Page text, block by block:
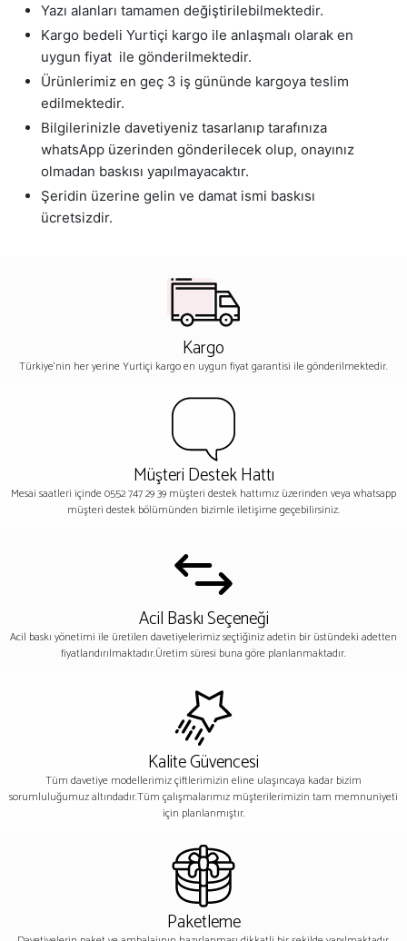
Yazı alanları tamamen değiştirilebilmektedir.
Kargo bedeli Yurtiçi kargo ile anlaşmalı olarak en
uygun fiyat ile gönderilmektedir.
Ürünlerimiz en geç 3 iş gününde kargoya teslim
edilmektedir.
Bilgilerinizle davetiyeniz tasarlanıp tarafınıza
whatsApp üzerinden gönderilecek olup, onayınız
olmadan baskısı yapılmayacaktır.
Şeridin üzerine gelin ve damat ismi baskısı
ücretsizdir.
Kargo
Türkiye'nin her yerine Yurtiçi kargo en uygun fiyat garantisi ile gönderilmektedir.
Müşteri Destek Hattı
Mesai saatleri içinde 0552 747 29 39 müşteri destek hattımız üzerinden veya whatsapp
müşteri destek bölümünden bizimle iletişime geçebilirsiniz.
Acil Baskı Seçeneği
Acil baskı yönetimi ile üretilen davetiyelerimiz seçtiğiniz adetin bir üstündeki adetten
fiyatlandırılmaktadır.Üretim süresi buna göre planlanmaktadır.
Kalite Güvencesi
Tüm davetiye modellerimiz çiftlerimizin eline ulaşıncaya kadar bizim
sorumluluğumuz altındadır.Tüm çalışmalarımız müşterilerimizin tam memnuniyeti
için planlanmıştır.
Paketleme